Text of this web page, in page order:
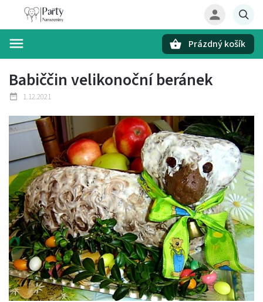
Prázdný košík
Babiččin velikonoční beránek
1.12.2021